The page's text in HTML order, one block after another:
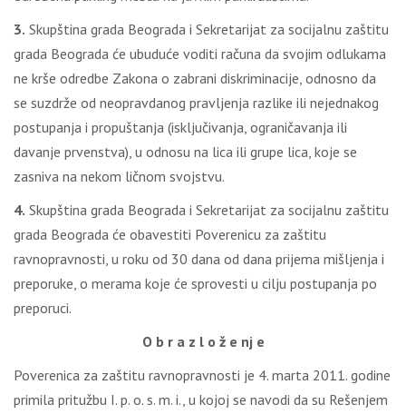
3. Skupština grada Beograda i Sekretarijat za socijalnu zaštitu
grada Beograda će ubuduće voditi računa da svojim odlukama
ne krše odredbe Zakona o zabrani diskriminacije, odnosno da
se suzdrže od neopravdanog pravljenja razlike ili nejednakog
postupanja i propuštanja (isključivanja, ograničavanja ili
davanje prvenstva), u odnosu na lica ili grupe lica, koje se
zasniva na nekom ličnom svojstvu.
4. Skupština grada Beograda i Sekretarijat za socijalnu zaštitu
grada Beograda će obavestiti Poverenicu za zaštitu
ravnopravnosti, u roku od 30 dana od dana prijema mišljenja i
preporuke, o merama koje će sprovesti u cilju postupanja po
preporuci.
O b r a z l o ž e nj e
Poverenica za zaštitu ravnopravnosti je 4. marta 2011. godine
primila pritužbu I. p. o. s. m. i., u kojoj se navodi da su Rešenjem